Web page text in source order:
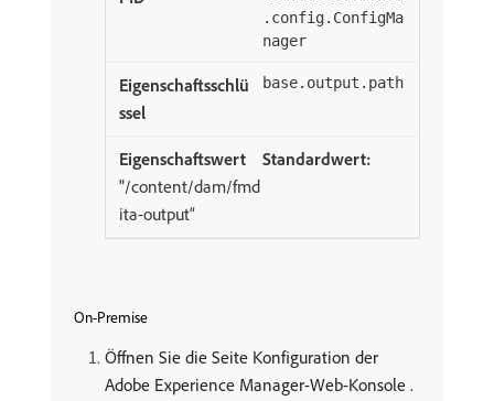
.config.ConfigMa
nager
base.output.path
Standardwert:
"/content/dam/fmd
ita-output“
On-Premise
Öffnen Sie die Seite Konfiguration der
Adobe Experience Manager-Web-Konsole .